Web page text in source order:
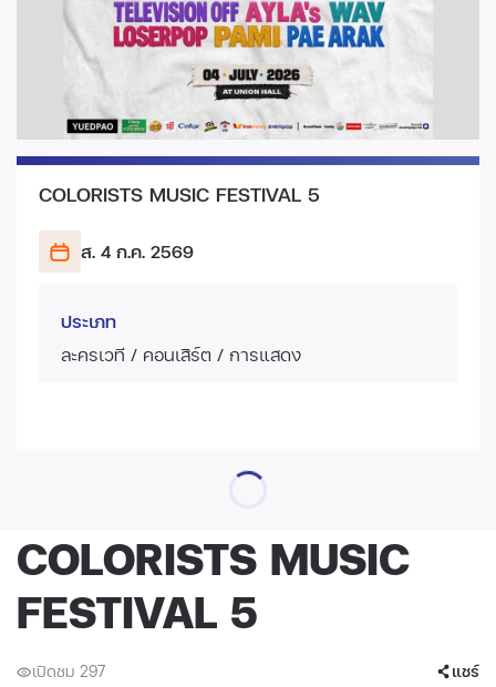
COLORISTS MUSIC FESTIVAL 5
ส. 4 ก.ค. 2569
ประเภท
ละครเวที / คอนเสิร์ต / การแสดง
COLORISTS MUSIC
FESTIVAL 5
เปิดชม 297 แชร์